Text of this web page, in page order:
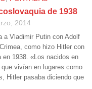
de 1938
2014
a Vladimir Putin con Adolf
como hizo Hitler con
en 1938. «Los nacidos en
vivían en lugares como
Hitler pasaba diciendo que